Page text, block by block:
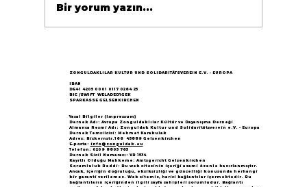
büyük yankı uyandırdı...
Bir yorum yazın...
ZONGULDAKLILAR KULTUR UND SOLIDARITÄTSVEREIN E.V. - EUROPA
IBAN
DE41 4205 0001 0117 0264 25
BIC /SWIFT WELADED1GEK
SPARKASSE GELSENKIRCHEN
Yasal Bilgiler (Impressum)
Dernek Adı: Avrupa Zonguldaklılar Kültür ve Dayanışma Derneği
Almanca Resmi Adı: Zonguldak Kultur und Solidaritätsverein e.V. - Europa
Dernek Temsilcisi: Mehmet Karakulak
Adres: Bickernstr.166 45889 Gelsenkirchen
E-posta: info@zonguldak.eu
Telefon: 0209 8805 765
Dernek Sicil Numarası: VR 1534
Kayıtlı Olduğu Mahkeme: Amtsgericht Gelsenkirchen
Sorumluluk Reddi: Bu web sitesinin içeriği azami özenle hazırlanmıştır.
Ancak, içeriğin doğruluğu, eksiksizliği ve güncelliği konusunda herhangi
bir garanti verilemez. Web sitemiz, harici bağlantılar içermektedir. Bu
bağlantıların içeriğinden ilgili sayfa sahipleri sorumludur. Bağlantı